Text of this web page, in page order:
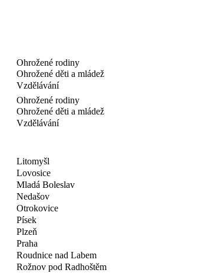
Ohrožené rodiny
Ohrožené děti a mládež
Vzdělávání
Ohrožené rodiny
Ohrožené děti a mládež
Vzdělávání
Litomyšl
Lovosice
Mladá Boleslav
Nedašov
Otrokovice
Písek
Plzeň
Praha
Roudnice nad Labem
Rožnov pod Radhoštěm